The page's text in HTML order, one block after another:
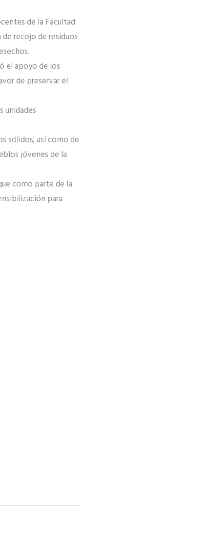
de la Facultad
recojo de residuos
el apoyo de los
de preservar el
unidades
sólidos; así como de
jóvenes de la
como parte de la
para